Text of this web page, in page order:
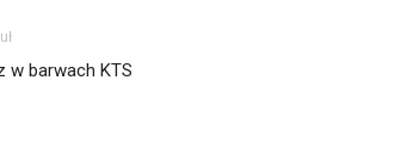
w barwach KTS